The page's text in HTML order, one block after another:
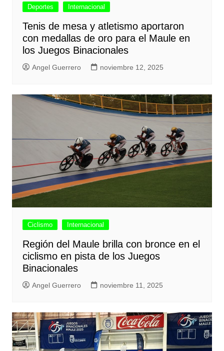
Deportes Internacional
Tenis de mesa y atletismo aportaron
con medallas de oro para el Maule en
los Juegos Binacionales
Angel Guerrero noviembre 12, 2025
Ciclismo Internacional
Región del Maule brilla con bronce en el
ciclismo en pista de los Juegos
Binacionales
Angel Guerrero noviembre 11, 2025